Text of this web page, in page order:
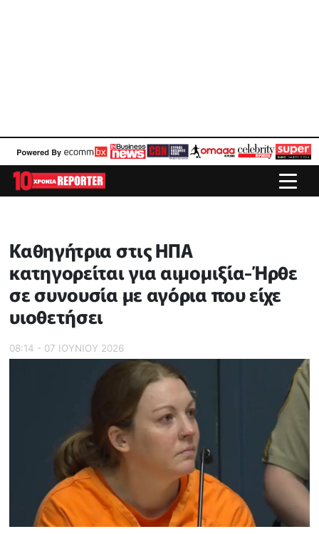
Καθηγήτρια στις ΗΠΑ
κατηγορείται για αιμομιξία-Ήρθε
σε συνουσία με αγόρια που είχε
υιοθετήσει
08:14 - 07 ΙΟΥΝΙΟΥ 2026